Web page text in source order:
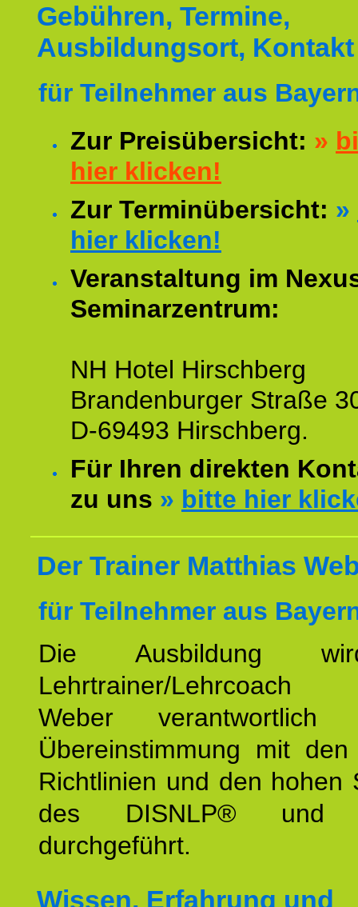
Gebühren, Termine,
Ausbildungsort, Kontakt
für Teilnehmer aus
Zur Preisübersicht: »
hier klicken!
Zur Terminübersicht: »
hier klicken!
Veranstaltung im
Seminarzentrum:
NH Hotel Hirschberg
Brandenburger Straße
D-69493 Hirschberg.
Für Ihren direkten
zu uns » bitte hier
Der Trainer Matthias
für Teilnehmer aus
Die Ausbildung
Lehrtrainer/Lehrcoach
Weber
Übereinstimmung mit den
Richtlinien und den hohen
des DISNLP® und
durchgeführt.
Wissen, Erfahrung und